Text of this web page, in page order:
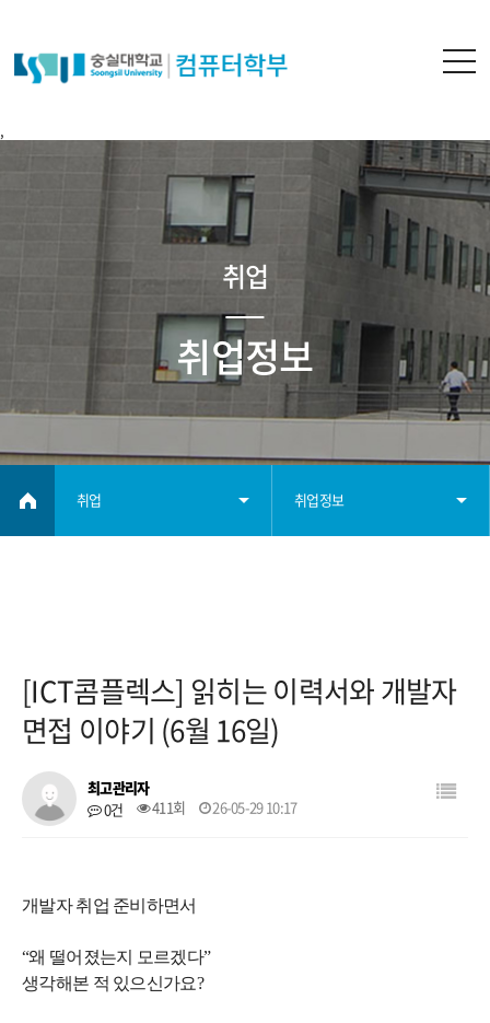
,
취업
취업정보
취업
학부자료
대학원
취업정보
[ICT콤플렉스] 읽히는 이력서와 개발자
면접 이야기 (6월 16일)
최고관리자
0건
411회 26-05-29 10:17
개발자 취업 준비하면서
“왜 떨어졌는지 모르겠다”
생각해본 적 있으신가요?